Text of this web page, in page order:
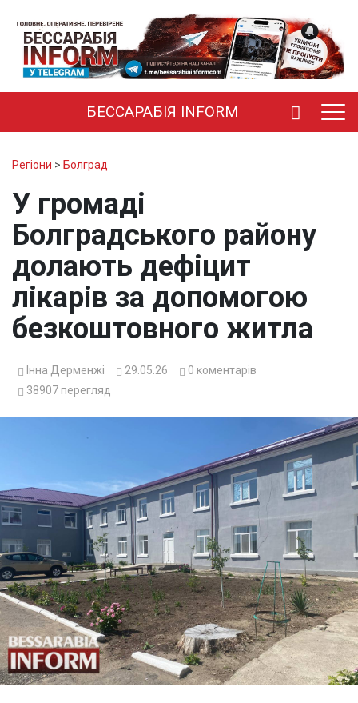
БЕССАРАБІЯ INFORM
Регіони > Болград
У громаді
Болградського району
долають дефіцит
лікарів за допомогою
безкоштовного житла
Інна Дерменжі 29.05.26 0 коментарів
38907 перегляд